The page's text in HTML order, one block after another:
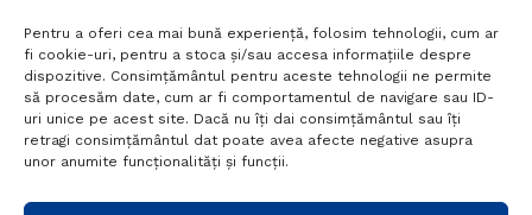
Pentru a oferi cea mai bună experiență, folosim tehnologii, cum ar
fi cookie-uri, pentru a stoca și/sau accesa informațiile despre
dispozitive. Consimțământul pentru aceste tehnologii ne permite
să procesăm date, cum ar fi comportamentul de navigare sau ID-
uri unice pe acest site. Dacă nu îți dai consimțământul sau îți
retragi consimțământul dat poate avea afecte negative asupra
unor anumite funcționalități și funcții.
Termeni si conditii
Politică de confidențialitate
Politica cookies
Setări GDPR